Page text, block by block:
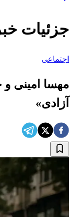
جزئیات
اجتماعی
مهسا امینی
آزادی»